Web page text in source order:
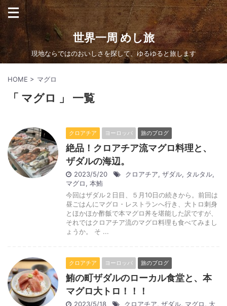
世界一周 めし旅
現地ならではのおいしさを探して、ゆるゆると旅します
HOME > マグロ
「 マグロ 」 一覧
クロアチア ヨーロッパ 旅のブログ
絶品！クロアチア流マグロ料理と、
ザダルの海辺。
2023/5/20 クロアチア, ザダル, タルタル,
マグロ, 本鮪
今回はザダル２日目、５月10日の続きから。前回は
昼ごはんにマグロ・レストランへ行き、大トロ刺身
とほかほか酢飯で本マグロ丼を堪能した訳ですが、
それではクロアチア流のマグロ料理も食べてみまし
ょうか。 そ ...
クロアチア ヨーロッパ 旅のブログ
鮪の町ザダルのローカル食堂と、本
マグロ大トロ！！！
2023/5/18 クロアチア, ザダル, マグロ, 大